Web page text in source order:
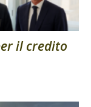
il credito